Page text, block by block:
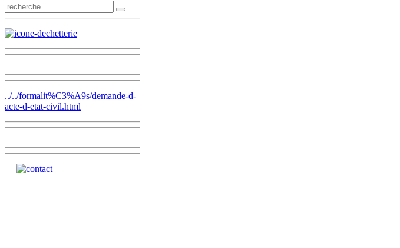
../../formalit%C3%A9s/demande-d-
acte-d-etat-civil.html